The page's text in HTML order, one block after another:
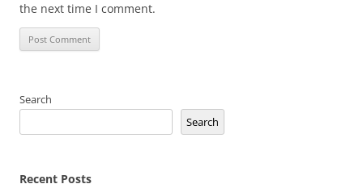
the next time I comment.
Search
Search
Recent Posts